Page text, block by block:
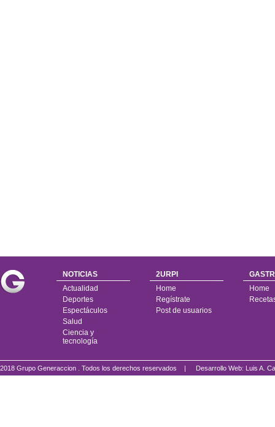
NOTICIAS
Actualidad
Deportes
Espectáculos
Salud
Ciencia y
tecnología
2URPI
Home
Regístrate
Post de usuarios
Home
2018 Grupo Generaccion . Todos los derechos reservados | Desarrollo Web: Luis